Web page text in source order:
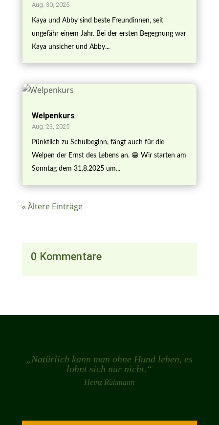
Aug. 30, 2025
Kaya und Abby sind beste Freundinnen, seit
ungefähr einem Jahr. Bei der ersten Begegnung war
Kaya unsicher und Abby...
Welpenkurs
Aug. 23, 2025
Pünktlich zu Schulbeginn, fängt auch für die
Welpen der Ernst des Lebens an. 😁 Wir starten am
Sonntag dem 31.8.2025 um...
« Ältere Einträge
0 Kommentare
„Natürlich kann man ohne Hund leben, es
lohnt sich nur nicht.“
Heinz Rühmann